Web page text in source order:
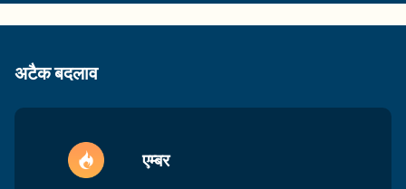
अटैक बदलाव
एम्बर